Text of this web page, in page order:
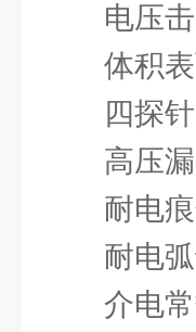
电压
体积
四探
高压
耐电
耐电
介电